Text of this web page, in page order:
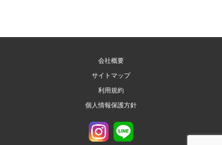
会社概要
サイトマップ
利用規約
個人情報保護方針